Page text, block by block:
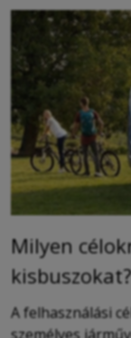
Milyen
kisbuszokat?
A felhasználási
személyes